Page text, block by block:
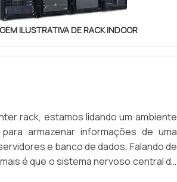
ILUSTRATIVA DE RACK INDOOR
rack, estamos lidando um ambiente
armazenar informações de uma
e banco de dados. Falando de
é que o sistema nervoso central de
pelo processamento de diversas